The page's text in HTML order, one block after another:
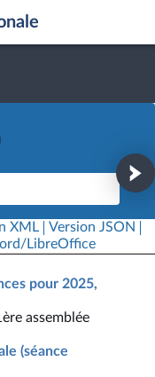
XML
Version JSON
LibreOffice
pour 2025,
assemblée
(séance